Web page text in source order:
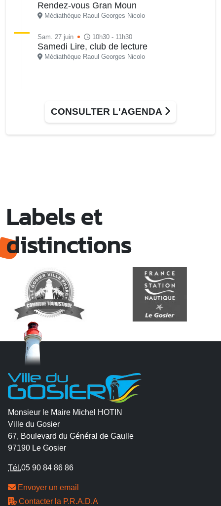
Rendez-vous Gran Moun
Médiathèque Raoul Georges Nicolo
Sam. 27 juin 10h30 - 11h30
Samedi Lire, club de lecture
Médiathèque Raoul Georges Nicolo
CONSULTER L'AGENDA
Labels et
distinctions
Monsieur le Maire Michel HOTIN
Ville du Gosier
67, Boulevard du Général de Gaulle
97190 Le Gosier
Tél.05 90 84 86 86
Envoyer un email
Contacter la P.R.A.D.A